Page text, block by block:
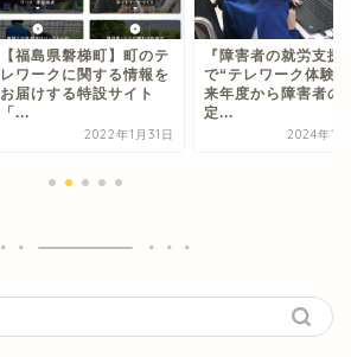
【福島県磐梯町】町のテ
レワークに関する情報を
お届けする特設サイト
「...
2022年1月31日
『障害者の就労支援
で“テレワーク体験
来年度から障害者の
定...
2024年1